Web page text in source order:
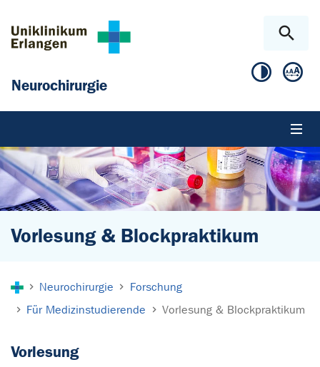
Neurochirurgie
Vorlesung & Blockpraktikum
Neurochirurgie
Forschung
Für Medizinstudierende
Vorlesung & Blockpraktikum
Vorlesung